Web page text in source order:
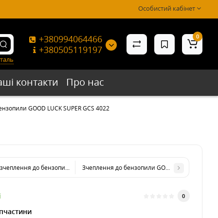
Особистий кабінет
+380994064466
+380505119197
0
контакти Про нас
GOOD LUCK SUPER GCS 4022
до бензопили GOOD LUCK SUPER GCS 4022
Зчеплення до бензопили GOOD LUCK SUPER
0